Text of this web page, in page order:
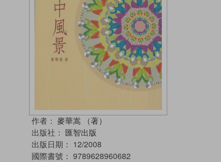
作者： 麥華嵩 （著）
出版社： 匯智出版
出版日期： 12/2008
國際書號： 9789628960682